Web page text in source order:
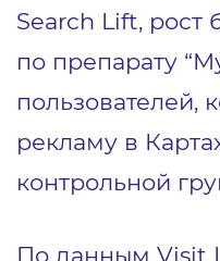
Search Lift, рост
по препарату
пользователей,
рекламу в
контрольной
По данным Visit